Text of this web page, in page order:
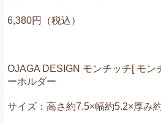
6,380円（税込）
OJAGA DESIGN モンチッチ[ モン
ーホルダー
サイズ：高さ約7.5×幅約5.2×厚み